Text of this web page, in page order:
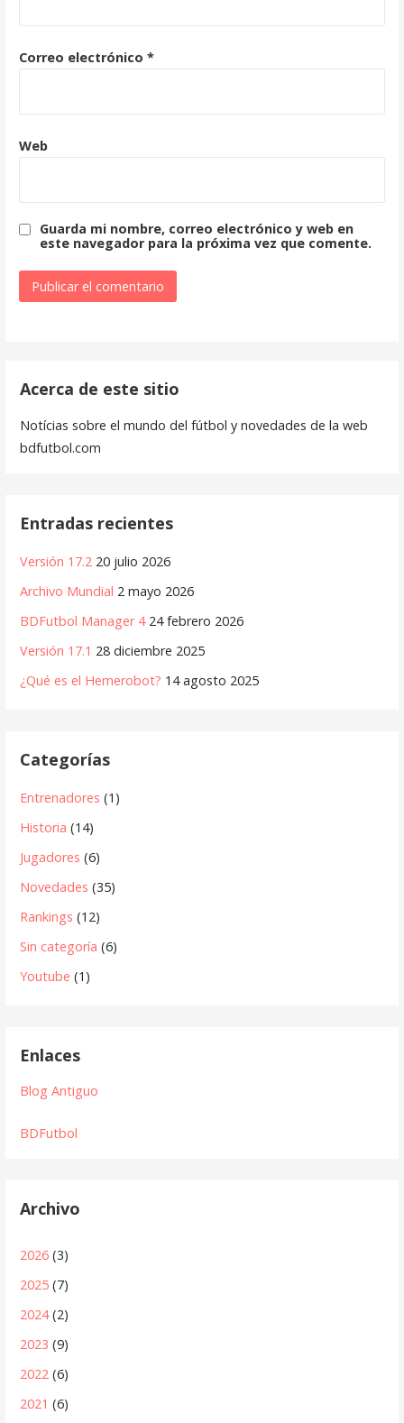
Correo electrónico *
Web
Guarda mi nombre, correo electrónico y web en
este navegador para la próxima vez que comente.
Acerca de este sitio
Notícias sobre el mundo del fútbol y novedades de la web
bdfutbol.com
Entradas recientes
Versión 17.2 20 julio 2026
Archivo Mundial 2 mayo 2026
BDFutbol Manager 4 24 febrero 2026
Versión 17.1 28 diciembre 2025
¿Qué es el Hemerobot? 14 agosto 2025
Categorías
Entrenadores (1)
Historia (14)
Jugadores (6)
Novedades (35)
Rankings (12)
Sin categoría (6)
Youtube (1)
Enlaces
Blog Antiguo
BDFutbol
Archivo
2026 (3)
2025 (7)
2024(2)
2023 (9)
2022 (6)
2021 (6)